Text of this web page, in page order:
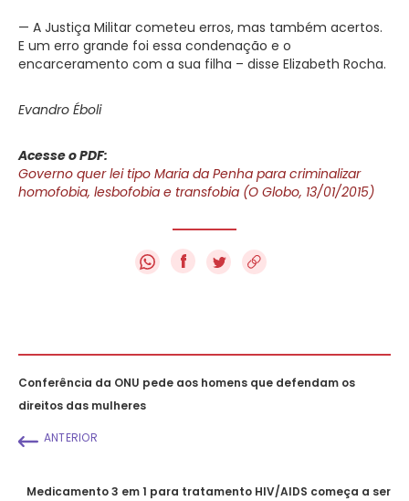
— A Justiça Militar cometeu erros, mas também acertos.
E um erro grande foi essa condenação e o
encarceramento com a sua filha – disse Elizabeth Rocha.
Evandro Éboli
Acesse o PDF:
Governo quer lei tipo Maria da Penha para criminalizar
homofobia, lesbofobia e transfobia (O Globo, 13/01/2015)
f
Conferência da ONU pede aos homens que defendam os
direitos das mulheres
ANTERIOR
Medicamento 3 em 1 para tratamento HIV/AIDS começa a ser